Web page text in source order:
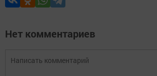
Нет комментариев